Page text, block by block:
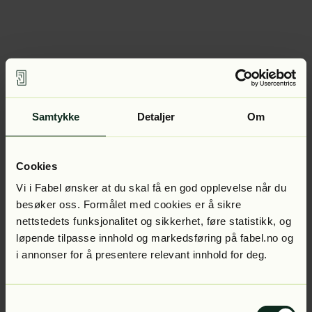
Samtykke Detaljer Om
Cookies
Vi i Fabel ønsker at du skal få en god opplevelse når du
besøker oss. Formålet med cookies er å sikre
nettstedets funksjonalitet og sikkerhet, føre statistikk, og
løpende tilpasse innhold og markedsføring på fabel.no og
i annonser for å presentere relevant innhold for deg.